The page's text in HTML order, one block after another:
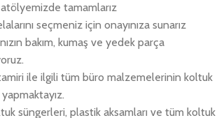
tamamlarız
seçmeniz için onayınıza sunarız
bakım, kumaş ve yedek parça
ile ilgili tüm büro malzemelerinin koltuk
yapmaktayız.
süngerleri, plastik aksamları ve tüm koltuk